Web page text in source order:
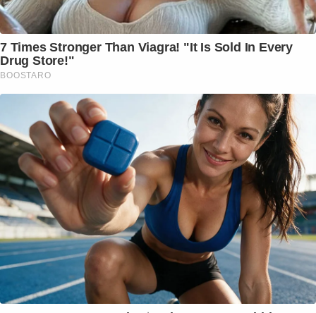
7 Times Stronger Than Viagra! "It Is Sold In Every
Drug Store!"
BOOSTARO